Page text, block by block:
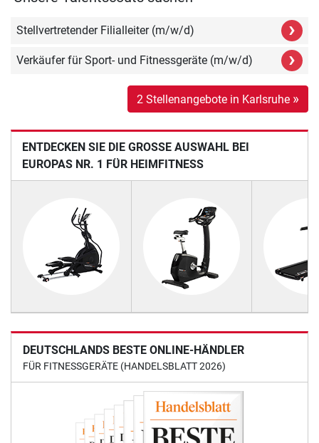
Stellvertretender Filialleiter (m/w/d) ›
Verkäufer für Sport- und Fitnessgeräte (m/w/d) ›
2 Stellenangebote in Karlsruhe »
ENTDECKEN SIE DIE GROSSE AUSWAHL BEI E
UROPAS NR. 1 FÜR HEIMFITNESS
DEUTSCHLANDS BESTE ONLINE-HÄNDLER
FÜR FITNESSGERÄTE (HANDELSBLATT 2026)